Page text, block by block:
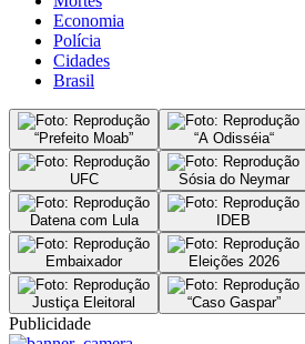
Economia
Polícia
Cidades
Brasil
“Prefeito Moab” “A Odisséia“
UFC Sósia do Neymar
Datena com Lula IDEB
Embaixador Eleições 2026
Justiça Eleitoral “Caso Gaspar”
Publicidade